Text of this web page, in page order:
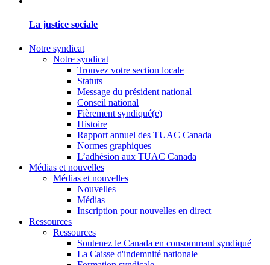
La justice sociale
Notre syndicat
Notre syndicat
Trouvez votre section locale
Statuts
Message du président national
Conseil national
Fièrement syndiqué(e)
Histoire
Rapport annuel des TUAC Canada
Normes graphiques
L’adhésion aux TUAC Canada
Médias et nouvelles
Médias et nouvelles
Nouvelles
Médias
Inscription pour nouvelles en direct
Ressources
Ressources
Soutenez le Canada en consommant syndiqué
La Caisse d'indemnité nationale